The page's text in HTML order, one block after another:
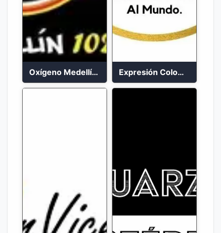
Oxígeno Medellín 90.9 FM en vivo Expresión Colombia Radio en vivo 24/7